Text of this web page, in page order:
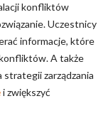
konfliktów
Uczestnicy
informacje, które
A także
zarządzania
i zwiększyć